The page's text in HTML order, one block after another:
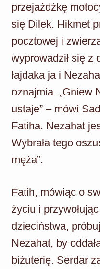
przejażdżkę
się Dilek. Hikmet
pocztowej i
wyprowadził się z
łajdaka ja i
oznajmia. „Gniew
ustaje” – mówi
Fatiha. Nezahat
Wybrała tego
męża”.
Fatih, mówiąc o
życiu i
dzieciństwa,
Nezahat, by
biżuterię. Serdar